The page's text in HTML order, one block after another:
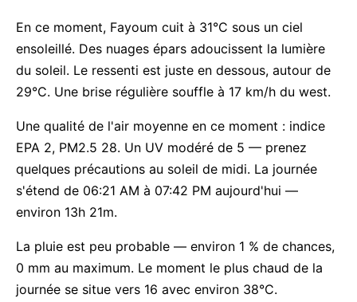
En ce moment, Fayoum cuit à 31°C sous un ciel
ensoleillé. Des nuages épars adoucissent la lumière
du soleil. Le ressenti est juste en dessous, autour de
29°C. Une brise régulière souffle à 17 km/h du west.
Une qualité de l'air moyenne en ce moment : indice
EPA 2, PM2.5 28. Un UV modéré de 5 — prenez
quelques précautions au soleil de midi. La journée
s'étend de 06:21 AM à 07:42 PM aujourd'hui —
environ 13h 21m.
La pluie est peu probable — environ 1 % de chances,
0 mm au maximum. Le moment le plus chaud de la
journée se situe vers 16 avec environ 38°C.